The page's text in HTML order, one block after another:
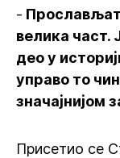
-
велика част.
део у
управо то
значајнијом
Присетио се